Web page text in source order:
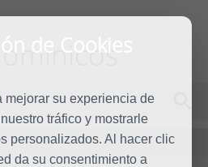
de Cookies
mejorar su experiencia de
tráfico y mostrarle
personalizados. Al hacer clic
da su consentimiento a